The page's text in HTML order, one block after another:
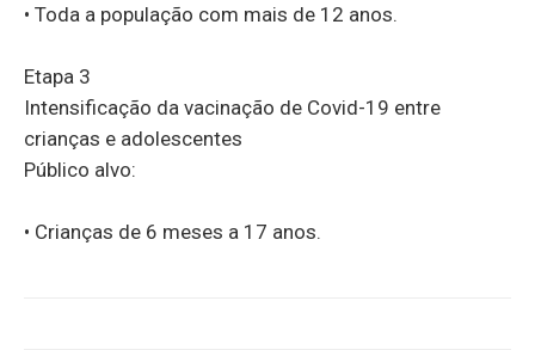
• Toda a população com mais de 12 anos.
Etapa 3
Intensificação da vacinação de Covid-19 entre
crianças e adolescentes
Público alvo:
• Crianças de 6 meses a 17 anos.